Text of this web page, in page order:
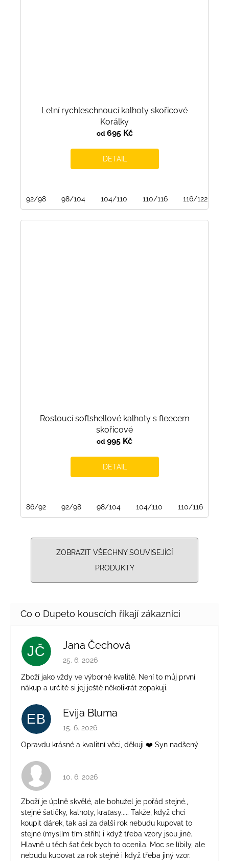
Letní rychleschnoucí kalhoty skořicové
Korálky
od695 Kč
DETAIL
92/98 98/104 104/110 110/116 116/122
Rostoucí softshellové kalhoty s fleecem
skořicové
od 995 Kč
DETAIL
86/92 92/98 98/104 104/110 110/116
ZOBRAZIT VŠECHNY SOUVISEJÍCÍ
PRODUKTY
JČ Jana Čechová
Hodnocení obchodu je 5 z 5 hvězdiček.
25. 6. 2026
Zboží jako vždy ve výborné kvalitě. Není to můj první
nákup a určitě si jej ještě několikrát zopakuji.
EB Evija Bluma
Hodnocení obchodu je 5 z 5 hvězdiček.
15. 6. 2026
Opravdu krásné a kvalitní věci, děkuji ❤️ Syn nadšený
Hodnocení obchodu je 4 z 5 hvězdiček.
10. 6. 2026
Zboží je úplně skvělé, ale bohužel je pořád stejné.,
stejné šatičky, kalhoty, kraťasy..... Takže, když chci
koupit dárek, tak asi za další rok nebudu kupovat to
stejné (myslím tím střih) i když třeba vzory jsou jiné.
Hlavně u těch šatiček bych to ocenila. Moc se líbily, ale
nebudu kupovat za rok stejné i když třeba jiný vzor.